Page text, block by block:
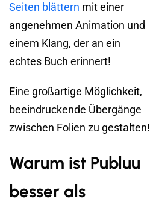
Seiten blättern mit einer
angenehmen Animation und
einem Klang, der an ein
echtes Buch erinnert!
Eine großartige Möglichkeit,
beeindruckende Übergänge
zwischen Folien zu gestalten!
Warum ist Publuu
besser als